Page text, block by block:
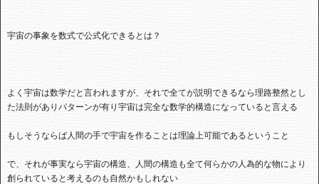
宇宙の事象を数式で公式化できるとは？
よく宇宙は数学だと言われますが、それで全てが説明できるなら理路整然とし
た法則がありパターンが有り宇宙は完全な数学的構造になっていると言える
もしそうならば人間の手で宇宙を作ることは理論上可能であるということ
で、それが事実なら宇宙の構造、人間の構造も全て何らかの人為的な物により
創られていると考えるのも自然かもしれない